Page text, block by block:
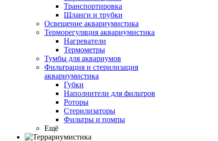
Транспортировка
Шланги и трубки
Освещение аквариумистика
Терморегуляция аквариумистика
Нагреватели
Термометры
Тумбы для аквариумов
Фильтрация и стерилизация
аквариумистика
Губки
Наполнители для фильтров
Роторы
Стерилизаторы
Фильтры и помпы
Ещё